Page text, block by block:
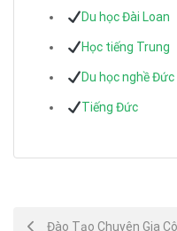
Du học Đài Loan
Học tiếng Trung
Du học nghề Đức
Tiếng Đức
PostĐào Tạo Chuyên Gia